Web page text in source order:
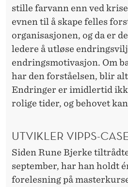
stille farvann enn ved
evnen til å skape felles
organisasjonen, og da er
ledere å utløse
endringsmotivasjon. Om
har den forståelsen, blir
Endringer er imidlertid
rolige tider, og behovet
UTVIKLER VIPPS-
Siden Rune Bjerke
september, har han holdt
forelesning på